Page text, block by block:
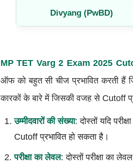
Divyang (PwBD)
MP TET Varg 2 Exam 2025
ऑफ को बहुत सी चीज प्रभावित करती
कारकों के बारे में जिसकी वजह से Cutoff
उम्मीदवारों की संख्या: दोस्तों यदि
Cutoff प्रभावित हो सकता है।
परीक्षा का लेवल: दोस्तों परीक्षा का